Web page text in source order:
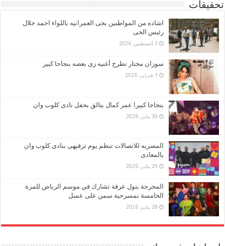
تحقيقات
اشاده من المواطنين بحى العمرانيه باللواء احمد جلال
رئيس الحى
3 أغسطس، 2026
سوزان مختار تطرح أغنيه زى بعضه بنجاحا كبير
1 فبراير، 2026
بنجاحا كبيرا عمر كمال يتالق بحفل نادى كلوب وان
30 يناير، 2026
المصريه للاتصالات تنظم يوم ترفيهى بنادى كلوب وان
بالمعادى
29 يناير، 2026
المخرجة بتول عرفة تشارك في موسم الرياض للمرة
الخامسة بمسرحية سمن على عسل
28 يناير، 2026